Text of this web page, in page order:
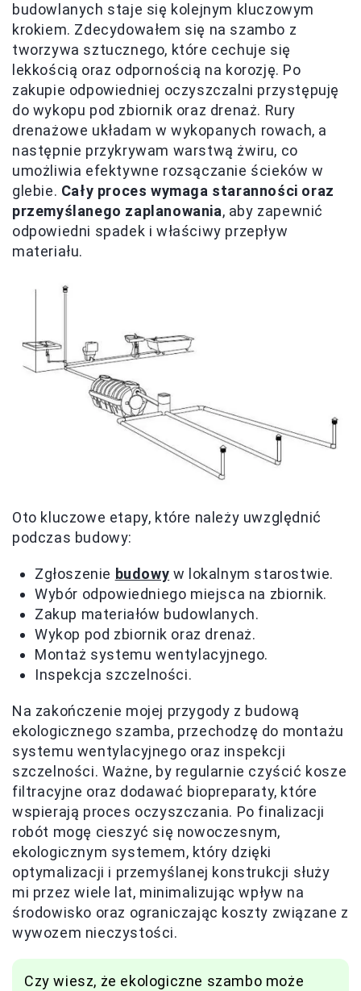
budowlanych staje się kolejnym kluczowym
krokiem. Zdecydowałem się na szambo z
tworzywa sztucznego, które cechuje się
lekkością oraz odpornością na korozję. Po
zakupie odpowiedniej oczyszczalni przystępuję
do wykopu pod zbiornik oraz drenaż. Rury
drenażowe układam w wykopanych rowach, a
następnie przykrywam warstwą żwiru, co
umożliwia efektywne rozsączanie ścieków w
glebie. Cały proces wymaga staranności oraz
przemyślanego zaplanowania, aby zapewnić
odpowiedni spadek i właściwy przepływ
materiału.
Oto kluczowe etapy, które należy uwzględnić
podczas budowy:
Zgłoszenie budowy w lokalnym starostwie.
Wybór odpowiedniego miejsca na zbiornik.
Zakup materiałów budowlanych.
Wykop pod zbiornik oraz drenaż.
Montaż systemu wentylacyjnego.
Inspekcja szczelności.
Na zakończenie mojej przygody z budową
ekologicznego szamba, przechodzę do montażu
systemu wentylacyjnego oraz inspekcji
szczelności. Ważne, by regularnie czyścić kosze
filtracyjne oraz dodawać biopreparaty, które
wspierają proces oczyszczania. Po finalizacji
robót mogę cieszyć się nowoczesnym,
ekologicznym systemem, który dzięki
optymalizacji i przemyślanej konstrukcji służy
mi przez wiele lat, minimalizując wpływ na
środowisko oraz ograniczając koszty związane z
wywozem nieczystości.
Czy wiesz, że ekologiczne szambo może